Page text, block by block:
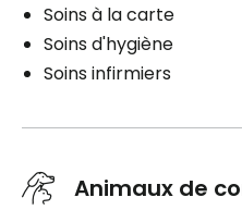
Soins à la carte
Soins d'hygiène
Soins infirmiers
Animaux de